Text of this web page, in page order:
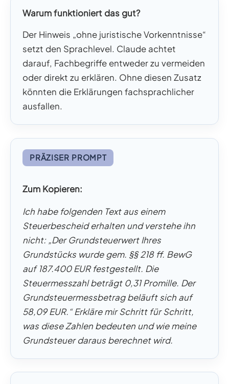
Warum funktioniert das gut?
Der Hinweis „ohne juristische Vorkenntnisse“
setzt den Sprachlevel. Claude achtet
darauf, Fachbegriffe entweder zu vermeiden
oder direkt zu erklären. Ohne diesen Zusatz
könnten die Erklärungen fachsprachlicher
ausfallen.
PRÄZISER PROMPT
Zum Kopieren:
Ich habe folgenden Text aus einem
Steuerbescheid erhalten und verstehe ihn
nicht: „Der Grundsteuerwert Ihres
Grundstücks wurde gem. §§ 218 ff. BewG
auf 187.400 EUR festgestellt. Die
Steuermesszahl beträgt 0,31 Promille. Der
Grundsteuermessbetrag beläuft sich auf
58,09 EUR.“ Erkläre mir Schritt für Schritt,
was diese Zahlen bedeuten und wie meine
Grundsteuer daraus berechnet wird.